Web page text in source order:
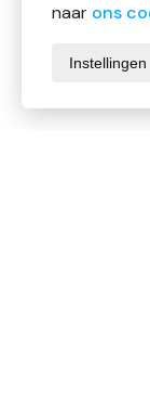
naar ons
Instellingen